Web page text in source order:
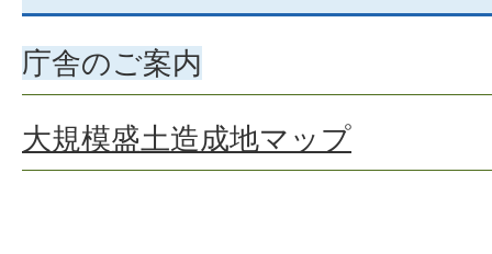
庁舎のご案内
大規模盛土造成地マップ